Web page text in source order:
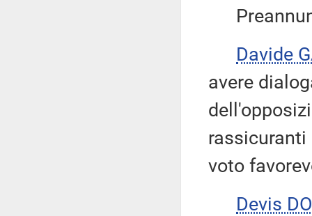
Davide
avere
rassicuranti
voto
Devis